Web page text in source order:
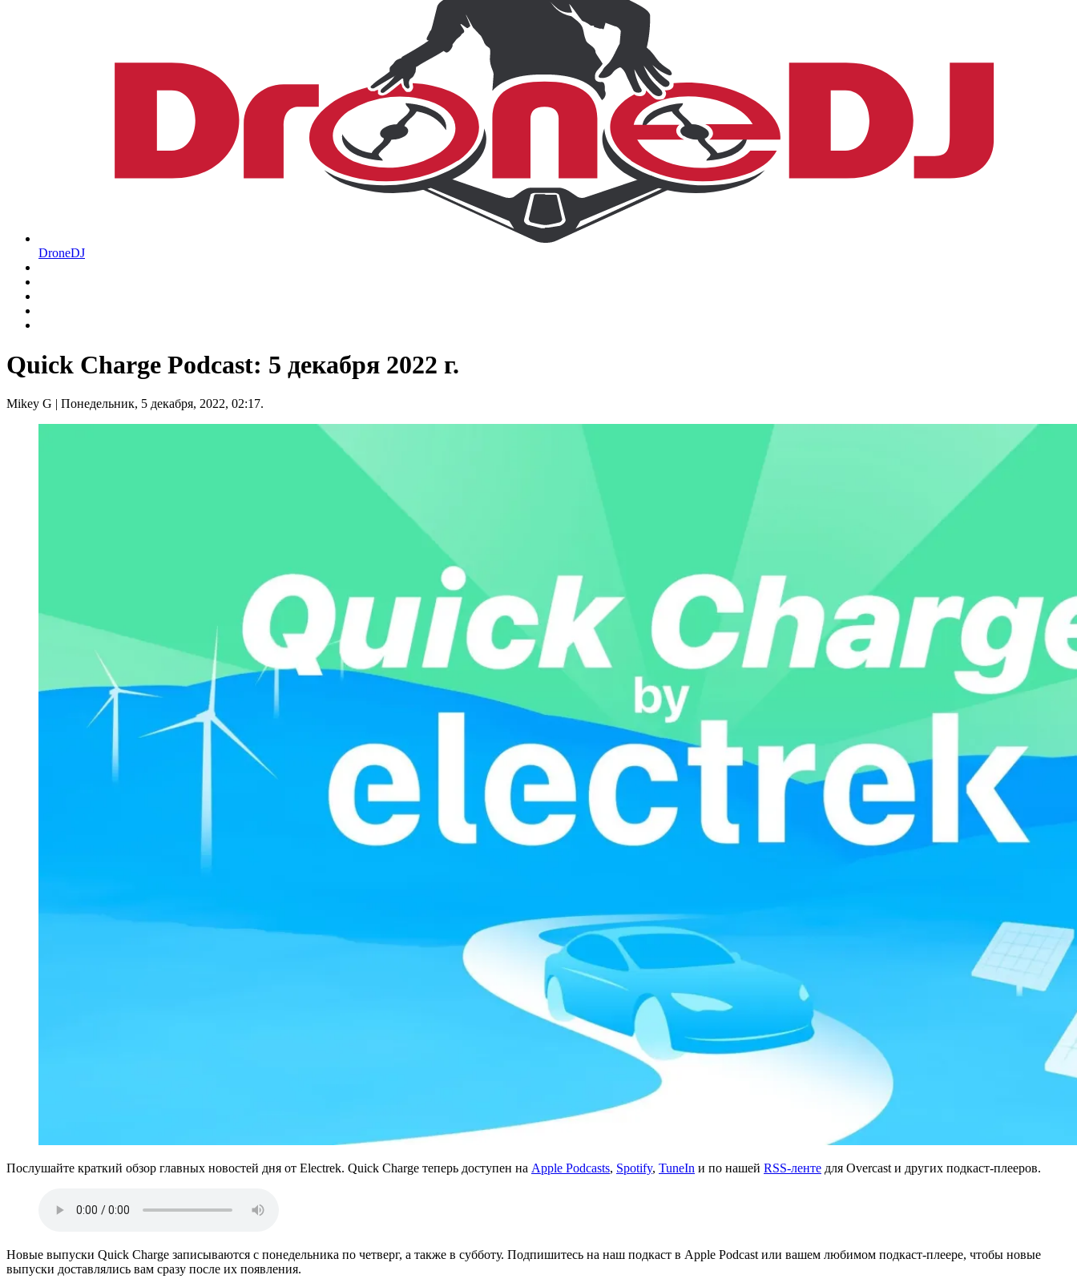
DroneDJ
Quick Charge Podcast: 5 декабря 2022 г.
Mikey G | Понедельник, 5 декабря, 2022, 02:17.
Послушайте краткий обзор главных новостей дня от Electrek. Quick Charge теперь доступен на Apple Podcasts, Spotify, TuneIn и по нашей RSS-ленте для Overcast и других подкаст-плееров.
Новые выпуски Quick Charge записываются с понедельника по четверг, а также в субботу. Подпишитесь на наш подкаст в Apple Podcast или вашем любимом подкаст-плеере, чтобы новые
выпуски доставлялись вам сразу после их появления.